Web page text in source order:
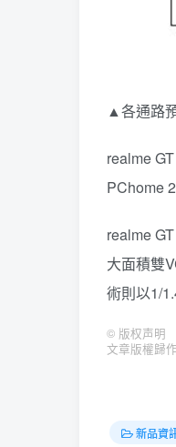
▲各通路
realme
PChome
realme
大面積雙
術則以1/
© 版权声明
文章版權歸
新品資